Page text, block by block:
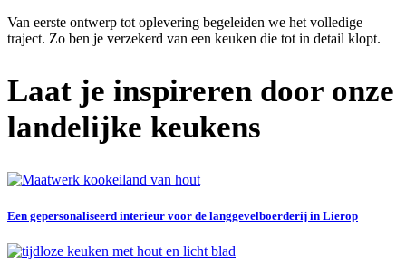
Van eerste ontwerp tot oplevering begeleiden we het volledige
traject. Zo ben je verzekerd van een keuken die tot in detail klopt.
Laat je inspireren door onze
landelijke keukens
Een gepersonaliseerd interieur voor de langgevelboerderij in Lierop